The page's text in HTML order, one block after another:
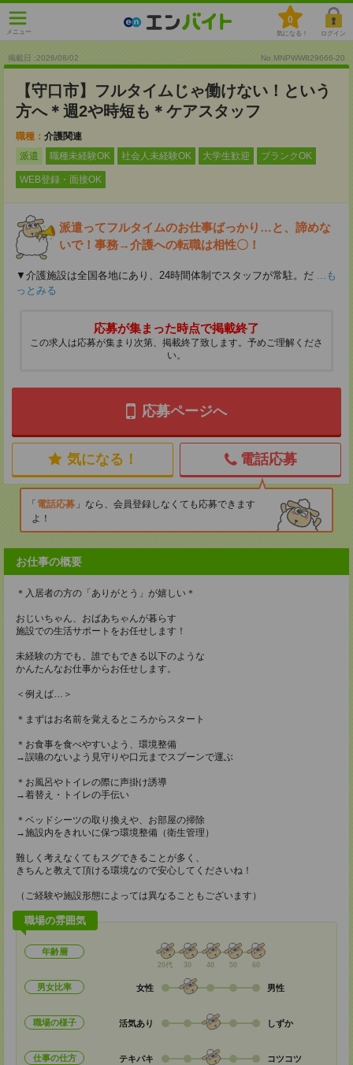
メニュー
0
気になる！ ログイン
掲載日 :2026/08/02 No.MNPWW829666-20
【守口市】フルタイムじゃ働けない！という
方へ＊週2や時短も＊ケアスタッフ
職種： 介護関連
派遣
職種未経験OK 社会人未経験OK 大学生歓迎 ブランクOK
WEB登録・面接OK
派遣ってフルタイムのお仕事ばっかり…と、諦めな
いで！事務→介護への転職は相性〇！
▼介護施設は全国各地にあり、24時間体制でスタッフが常駐。だ ...も
っとみる
応募が集まった時点で掲載終了
この求人は応募が集まり次第、掲載終了致します。予めご理解くださ
い。
応募ページへ
気になる！ 電話応募
電話応募
なら、会員登録しなくても応募できます
よ！
お仕事の概要
＊入居者の方の「ありがとう」が嬉しい＊
おじいちゃん、おばあちゃんが暮らす
施設での生活サポートをお任せします！
未経験の方でも、誰でもできる以下のような
かんたんなお仕事からお任せします。
＜例えば…＞
＊まずはお名前を覚えるところからスタート
＊お食事を食べやすいよう、環境整備
→誤嚥のないよう見守りや口元までスプーンで運ぶ
＊お風呂やトイレの際に声掛け誘導
→着替え・トイレの手伝い
＊ベッドシーツの取り換えや、お部屋の掃除
→施設内をきれいに保つ環境整備（衛生管理）
難しく考えなくてもスグできることが多く、
きちんと教えて頂ける環境なので安心してくださいね！
（ご経験や施設形態によっては異なることもございます）
職場の雰囲気
年齢層
20代 30 40 50 60
男女比率 女性 男性
職場の様子 活気あり しずか
仕事の仕方 テキパキ コツコツ